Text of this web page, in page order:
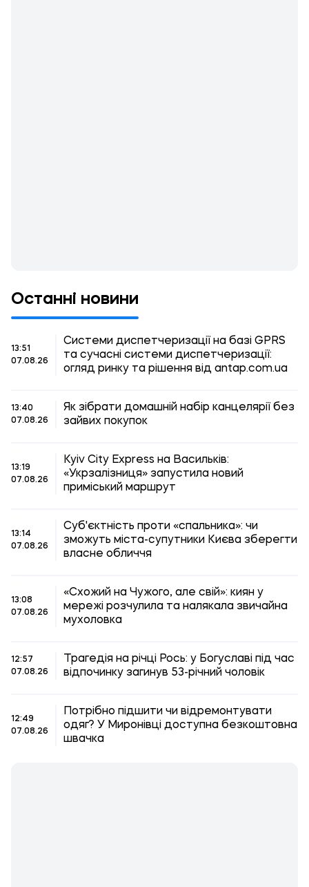
Останні новини
13:51
07.08.26
Системи диспетчеризації на базі GPRS
та сучасні системи диспетчеризації:
огляд ринку та рішення від antap.com.ua
13:40
07.08.26
Як зібрати домашній набір канцелярії без
зайвих покупок
13:19
07.08.26
Kyiv City Express на Васильків:
«Укрзалізниця» запустила новий
приміський маршрут
13:14
07.08.26
Суб'єктність проти «спальника»: чи
зможуть міста-супутники Києва зберегти
власне обличчя
13:08
07.08.26
«Схожий на Чужого, але свій»: киян у
мережі розчулила та налякала звичайна
мухоловка
12:57
07.08.26
Трагедія на річці Рось: у Богуславі під час
відпочинку загинув 53-річний чоловік
12:49
07.08.26
Потрібно підшити чи відремонтувати
одяг? У Миронівці доступна безкоштовна
швачка